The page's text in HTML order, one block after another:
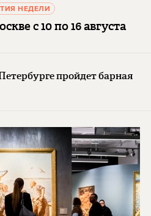
НЕДЕЛИ
с 10 по 16 августа
пройдет барная